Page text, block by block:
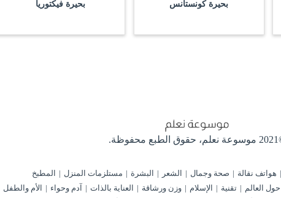
بحيرة كونستانس بحيرة فيكتوريا
حقوق الطبع محفوظة.
هواتف نقالة صحة وجمال الشعر البشرة مستلزمات المنزل
المطبخ
حول العالم تقنية الإسلام وزن ورشاقة العناية بالذات آدم وحواء الأم والطفل